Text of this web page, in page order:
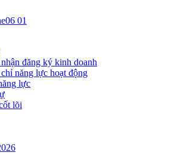
đăng ký kinh doanh
năng lực hoạt động
lực
lõi